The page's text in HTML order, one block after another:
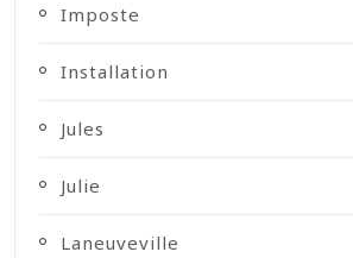
Imposte
Installation
Jules
Julie
Laneuveville